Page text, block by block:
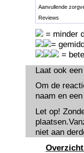
Aanvullende
Reviews
= minder
=
=
Laat ook een
Om de
naam en
Let op!
niet aan